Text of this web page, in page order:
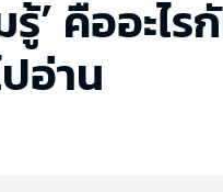
รู้’ คืออะ
อ่าน